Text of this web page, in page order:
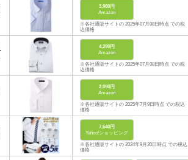
3,980円
Amazon
※各社通販サイトの 2025年07月08日時点 での税
込価格
4,290円
Amazon
※各社通販サイトの 2025年07月08日時点 での税
込価格
2,090円
Amazon
※各社通販サイトの 2025年7月9日時点 での税込
価格
7,640円
Yahoo!ショッピング
※各社通販サイトの 2024年9月20日時点 での税込
価格